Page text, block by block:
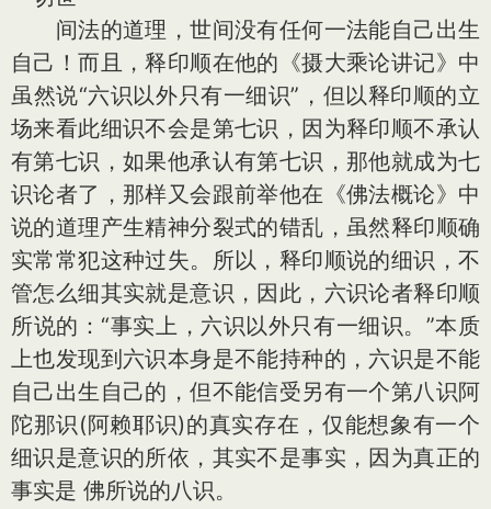
间法的道理，世间没有任何一法能自己出生
自己！而且，释印顺在他的《摄大乘论讲记》中
虽然说“六识以外只有一细识”，但以释印顺的立
场来看此细识不会是第七识，因为释印顺不承认
有第七识，如果他承认有第七识，那他就成为七
识论者了，那样又会跟前举他在《佛法概论》中
说的道理产生精神分裂式的错乱，虽然释印顺确
实常常犯这种过失。所以，释印顺说的细识，不
管怎么细其实就是意识，因此，六识论者释印顺
所说的：“事实上，六识以外只有一细识。”本质
上也发现到六识本身是不能持种的，六识是不能
自己出生自己的，但不能信受另有一个第八识阿
陀那识(阿赖耶识)的真实存在，仅能想象有一个
细识是意识的所依，其实不是事实，因为真正的
事实是 佛所说的八识。